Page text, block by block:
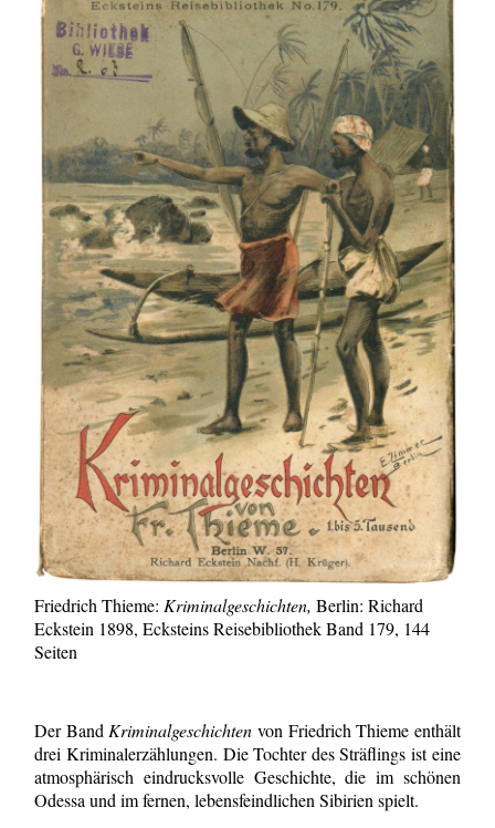
Friedrich Thieme:Kriminalgeschichten, Berlin: Richard
Eckstein 1898, Ecksteins Reisebibliothek Band 179, 144
Seiten
Der BandKriminalgeschichten von Friedrich Thieme enthält
drei Kriminalerzählungen. Die Tochter des Sträflings ist eine
atmosphärisch eindrucksvolle Geschichte, die im schönen
Odessa und im fernen, lebensfeindlichen Sibirien spielt.